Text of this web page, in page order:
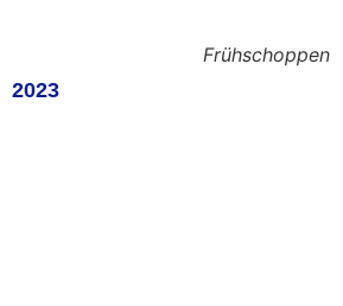
Frühschoppen
2023